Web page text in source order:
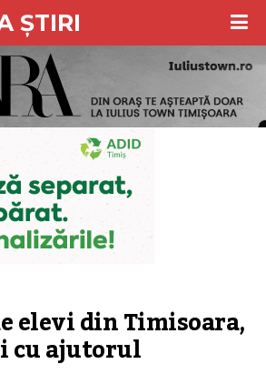
ȘTIRI
elevi din Timisoara,
cu ajutorul